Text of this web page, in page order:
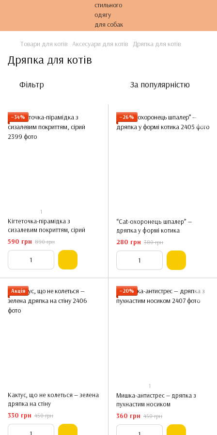
Товари для котів Аксесуари для котів Дряпка для котів
Дряпка для котів
Фільтр За популярністю
−34%
1
Кігтеточка-пірамідка з
сизалевим покриттям, сірий
590 грн 890 грн
−26%
“Cat-охоронець шпалер” —
дряпка у формі котика
280 грн 380 грн
Акція
Кактус, що не колеться — зелена
дряпка на стіну
330 грн 450 грн
−20%
1
Мишка-антистрес — дряпка з
пухнастим носиком
360 грн 450 грн